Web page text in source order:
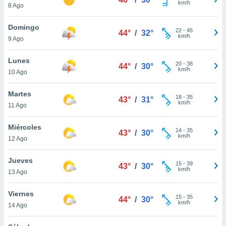
y
más
nuestra
y
de
disponible
cookies
8 Ago
km/h
Domingo
9 Ago
44° / 32° 22- 45
km/h
Lunes
10 Ago
44° / 30° 20- 38
km/h
Martes
11 Ago
43° / 31° 18- 35
km/h
Miércoles
12 Ago
43° / 30° 14- 35
km/h
Jueves
13 Ago
43° / 30° 15- 39
km/h
Viernes
14 Ago
44° / 30° 15- 35
km/h